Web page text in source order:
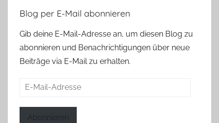
Blog per E-Mail abonnieren
Gib deine E-Mail-Adresse an, um diesen Blog zu
abonnieren und Benachrichtigungen über neue
Beiträge via E-Mail zu erhalten.
E-
Abonnieren